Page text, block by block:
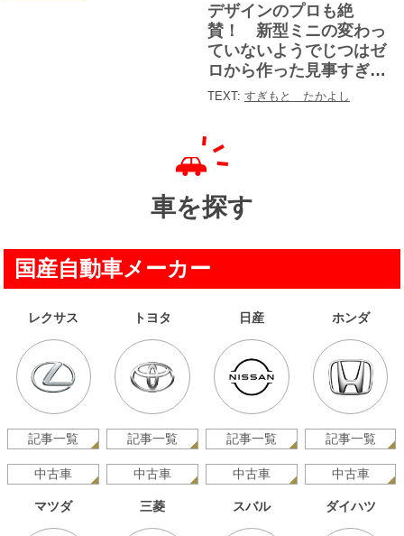
デザインのプロも絶
賛！ 新型ミニの変わっ
ていないようでじつはゼ
ロから作った見事すぎる
外観
TEXT: すぎもと たかよし
車を探す
国産自動車メーカー
レクサス
記事一覧
中古車
トヨタ
記事一覧
中古車
日産
記事一覧
中古車
ホンダ
記事一覧
中古車
マツダ 三菱 スバル ダイハツ